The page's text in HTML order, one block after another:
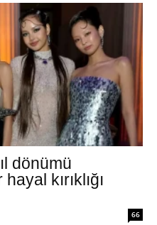
dönümü
kırıklığı
66